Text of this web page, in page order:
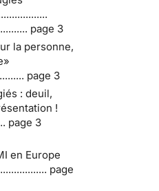
page 3
la personne,
page 3
: deuil,
!
page 3
en Europe
page